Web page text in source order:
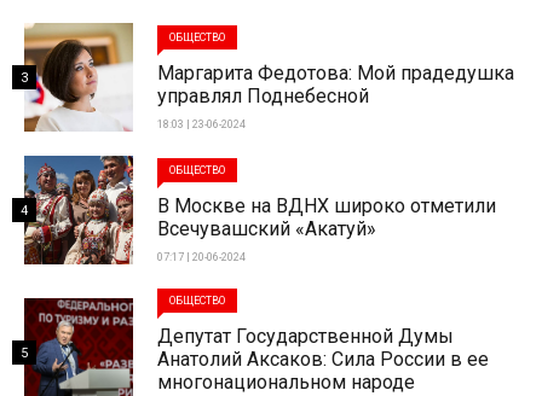
ОБЩЕСТВО
Маргарита Федотова: Мой прадедушка
управлял Поднебесной
18:03 | 23-06-2024
3
ОБЩЕСТВО
В Москве на ВДНХ широко отметили
Всечувашский «Акатуй»
07:17 | 20-06-2024
4
ОБЩЕСТВО
Депутат Государственной Думы
Анатолий Аксаков: Сила России в ее
многонациональном народе
5